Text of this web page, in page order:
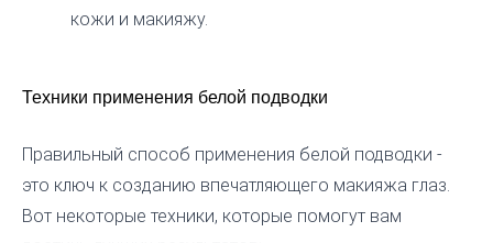
кожи и макияжу.
Техники применения белой подводки
Правильный способ применения белой подводки -
это ключ к созданию впечатляющего макияжа глаз.
Вот некоторые техники, которые помогут вам